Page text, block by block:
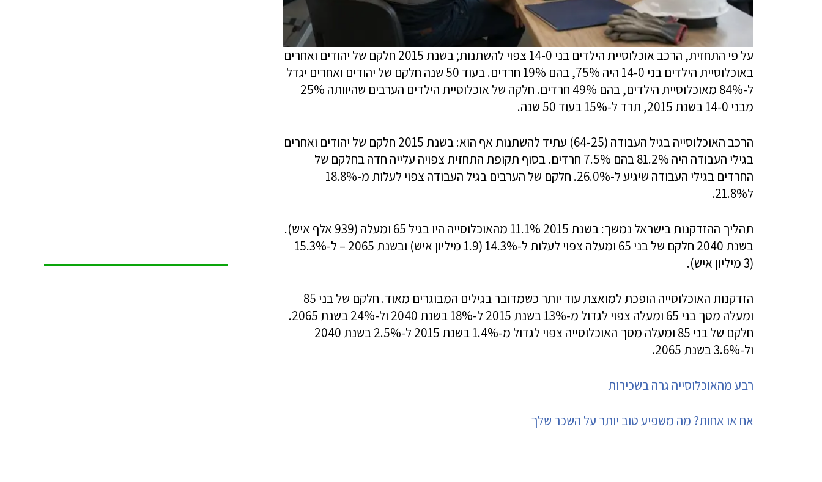
על פי התחזית, הרכב אוכלוסיית הילדים בני 14-0 צפוי להשתנות; בשנת 2015 חלקם של יהודים ואחרים
באוכלוסיית הילדים בני 14-0 היה 75%, בהם 19% חרדים. בעוד 50 שנה חלקם של יהודים ואחרים יגדל
ל-84% מאוכלוסיית הילדים, בהם 49% חרדים. חלקה של אוכלוסיית הילדים הערבים שהיוותה 25%
מבני 14-0 בשנת 2015, תרד ל-15% בעוד 50 שנה.
הרכב האוכלוסייה בגיל העבודה (64-25) עתיד להשתנות אף הוא: בשנת 2015 חלקם של יהודים ואחרים
בגילי העבודה היה 81.2% בהם 7.5% חרדים. בסוף תקופת התחזית צפויה עלייה חדה בחלקם של
החרדים בגילי העבודה שיגיע ל-26.0%. חלקם של הערבים בגיל העבודה צפוי לעלות מ-18.8%
ל21.8%.
תהליך ההזדקנות בישראל נמשך: בשנת 2015 11.1% מהאוכלוסייה היו בגיל 65 ומעלה (939 אלף איש).
בשנת 2040 חלקם של בני 65 ומעלה צפוי לעלות ל-14.3% (1.9 מיליון איש) ובשנת 2065 – ל-15.3%
(3 מיליון איש).
הזדקנות האוכלוסייה הופכת למואצת עוד יותר כשמדובר בגילים המבוגרים מאוד. חלקם של בני 85
ומעלה מסך בני 65 ומעלה צפוי לגדול מ-13% בשנת 2015 ל-18% בשנת 2040 ול-24% בשנת 2065.
חלקם של בני 85 ומעלה מסך האוכלוסייה צפוי לגדול מ-1.4% בשנת 2015 ל-2.5% בשנת 2040
ול-3.6% בשנת 2065.
רבע מהאוכלוסייה גרה בשכירות
אח או אחות? מה משפיע טוב יותר על השכר שלך